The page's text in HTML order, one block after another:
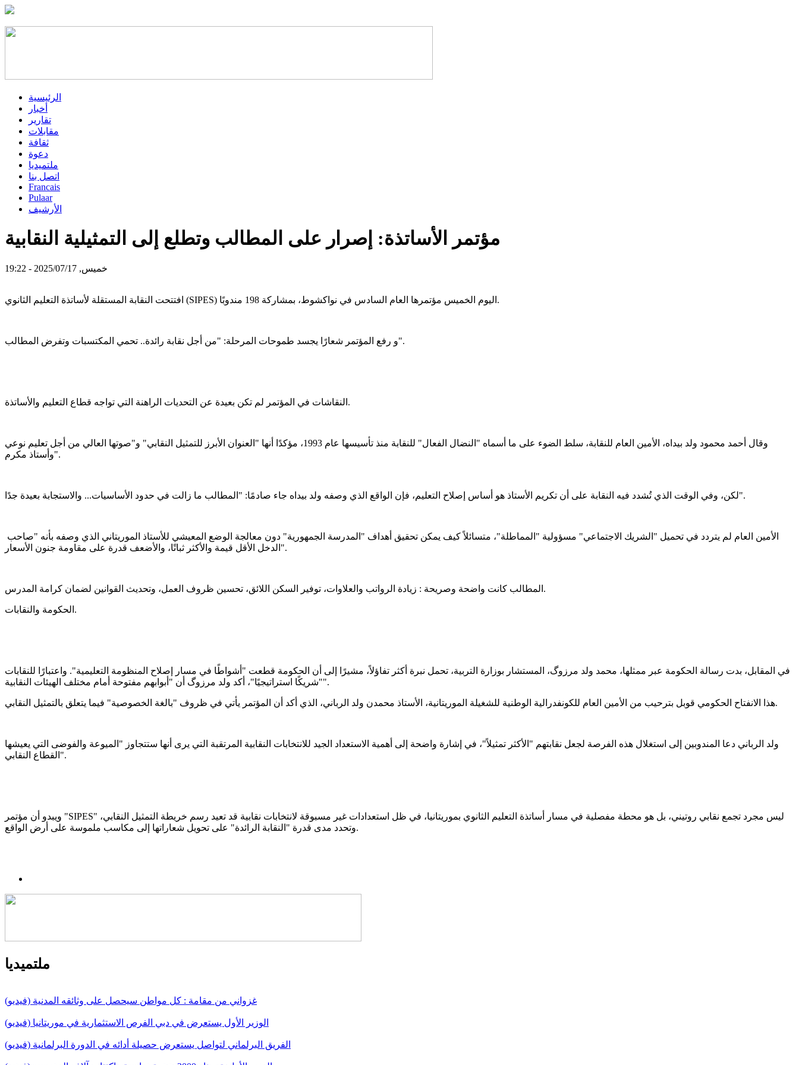
الرئيسية
أخبار
تقارير
مقابلات
ثقافة
دعوة
ملتميديا
اتصل بنا
Francais
Pulaar
الأرشيف
مؤتمر الأساتذة: إصرار على المطالب وتطلع إلى التمثيلية النقابية
خميس, 2025/07/17 - 19:22
افتتحت النقابة المستقلة لأساتذة التعليم الثانوي (SIPES) اليوم الخميس مؤتمرها العام السادس في نواكشوط، بمشاركة 198 مندوبًا.
و رفع المؤتمر شعارًا يجسد طموحات المرحلة: "من أجل نقابة رائدة.. تحمي المكتسبات وتفرض المطالب".
النقاشات في المؤتمر لم تكن بعيدة عن التحديات الراهنة التي تواجه قطاع التعليم والأساتذة.
وقال أحمد محمود ولد بيداه، الأمين العام للنقابة، سلط الضوء على ما أسماه "النضال الفعال" للنقابة منذ تأسيسها عام 1993، مؤكدًا أنها "العنوان الأبرز للتمثيل النقابي" و"صوتها العالي من أجل تعليم نوعي
وأستاذ مكرم".
لكن، وفي الوقت الذي تُشدد فيه النقابة على أن تكريم الأستاذ هو أساس إصلاح التعليم، فإن الواقع الذي وصفه ولد بيداه جاء صادمًا: "المطالب ما زالت في حدود الأساسيات... والاستجابة بعيدة جدًا".
الدخل الأقل قيمة والأكثر ثباتًا، والأضعف قدرة على مقاومة جنون الأسعار".
المطالب كانت واضحة وصريحة : زيادة الرواتب والعلاوات، توفير السكن اللائق، تحسين ظروف العمل، وتحديث القوانين لضمان كرامة المدرس.
الحكومة والنقابات.
في المقابل، بدت رسالة الحكومة عبر ممثلها، محمد ولد مرزوگ، المستشار بوزارة التربية، تحمل نبرة أكثر تفاؤلاً، مشيرًا إلى أن الحكومة قطعت "أشواطًا في مسار إصلاح المنظومة التعليمية". واعتبارًا للنقابات
"شريكًا استراتيجيًا"، أكد ولد مرزوگ أن "أبوابهم مفتوحة أمام مختلف الهيئات النقابية".
هذا الانفتاح الحكومي قوبل بترحيب من الأمين العام للكونفدرالية الوطنية للشغيلة الموريتانية، الأستاذ محمدن ولد الرباني، الذي أكد أن المؤتمر يأتي في ظروف "بالغة الخصوصية" فيما يتعلق بالتمثيل النقابي.
ولد الرباني دعا المندوبين إلى استغلال هذه الفرصة لجعل نقابتهم "الأكثر تمثيلاً"، في إشارة واضحة إلى أهمية الاستعداد الجيد للانتخابات النقابية المرتقبة التي يرى أنها ستتجاوز "الميوعة والفوضى التي يعيشها
القطاع النقابي".
ويبدو أن مؤتمر "SIPES" ليس مجرد تجمع نقابي روتيني، بل هو محطة مفصلية في مسار أساتذة التعليم الثانوي بموريتانيا، في ظل استعدادات غير مسبوقة لانتخابات نقابية قد تعيد رسم خريطة التمثيل النقابي،
وتحدد مدى قدرة "النقابة الرائدة" على تحويل شعاراتها إلى مكاسب ملموسة على أرض الواقع.
ملتميديا
غزواني من مقامة : كل مواطن سيحصل على وثائقه المدنية (فيديو)
الوزير الأول يستعرض في دبي الفرص الاستثمارية في موريتانيا (فيديو)
الفريق البرلماني لتواصل يستعرض حصيلة أدائه في الدورة البرلمانية (فيديو)